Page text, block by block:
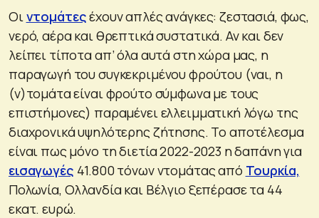
Οι ντομάτεςέχουν απλές ανάγκες: ζεστασιά, φως,
νερό, αέρα και θρεπτικά συστατικά. Αν και δεν
λείπει τίποτα απ’ όλα αυτά στη χώρα μας, η
παραγωγή του συγκεκριμένου φρούτου (ναι, η
(ν)τομάτα είναι φρούτο σύμφωνα με τους
επιστήμονες) παραμένει ελλειμματική λόγω της
διαχρονικά υψηλότερης ζήτησης. Το αποτέλεσμα
είναι πως μόνο τη διετία 2022-2023 η δαπάνη για
εισαγωγές 41.800 τόνων ντομάτας από Τουρκία,
Πολωνία, Ολλανδία και Βέλγιο ξεπέρασε τα 44
εκατ. ευρώ.